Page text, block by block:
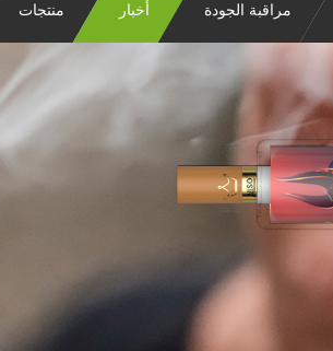
منتجات أخبار مراقبة الجودة